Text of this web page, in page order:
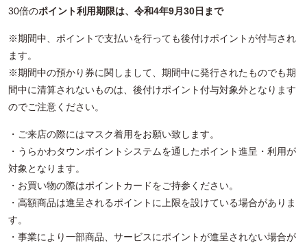
30倍のポイント利用期限は、令和4年9月30日まで
※期間中、ポイントで支払いを行っても後付けポイントが付与され
ます。
※期間中の預かり券に関しまして、期間中に発行されたものでも期
間中に清算されないものは、後付けポイント付与対象外となります
のでご注意ください。
・ご来店の際にはマスク着用をお願い致します。
・うらかわタウンポイントシステムを通したポイント進呈・利用が
対象となります。
・お買い物の際はポイントカードをご持参ください。
・高額商品は進呈されるポイントに上限を設けている場合がありま
す。
・事業により一部商品、サービスにポイントが進呈されない場合が